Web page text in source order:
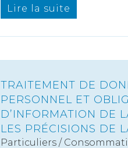
Lire la suite
TRAITEMENT DE
PERSONNEL ET
D’INFORMATION DE
LES PRÉCISIONS DE
Particuliers /